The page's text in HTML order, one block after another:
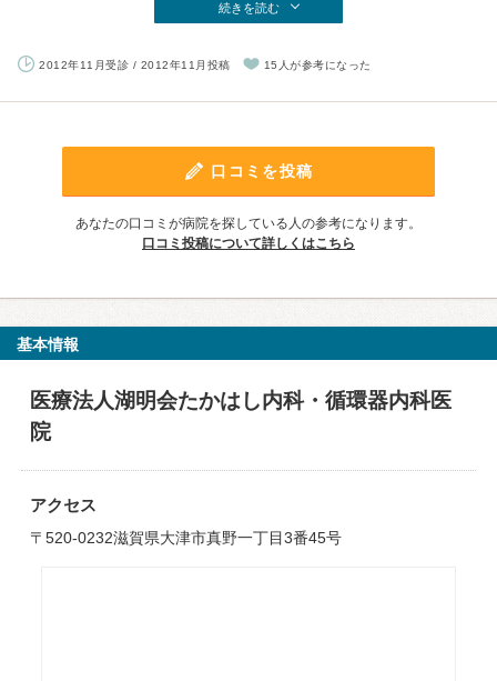
続きを読む
2012年11月受診 / 2012年11月投稿 15人が参考になった
口コミを投稿
あなたの口コミが病院を探している人の参考になります。
口コミ投稿について詳しくはこちら
基本情報
医療法人湖明会たかはし内科・循環器内科医
院
アクセス
〒520-0232滋賀県大津市真野一丁目3番45号